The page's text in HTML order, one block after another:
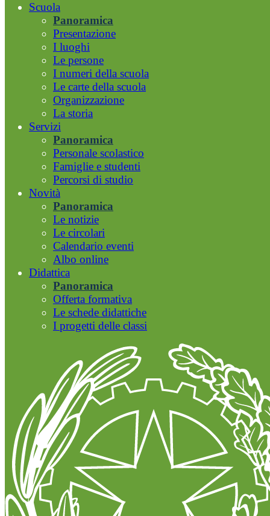
Scuola
Panoramica
Presentazione
I luoghi
Le persone
I numeri della scuola
Le carte della scuola
Organizzazione
La storia
Servizi
Panoramica
Personale scolastico
Famiglie e studenti
Percorsi di studio
Novità
Panoramica
Le notizie
Le circolari
Calendario eventi
Albo online
Didattica
Panoramica
Offerta formativa
Le schede didattiche
I progetti delle classi